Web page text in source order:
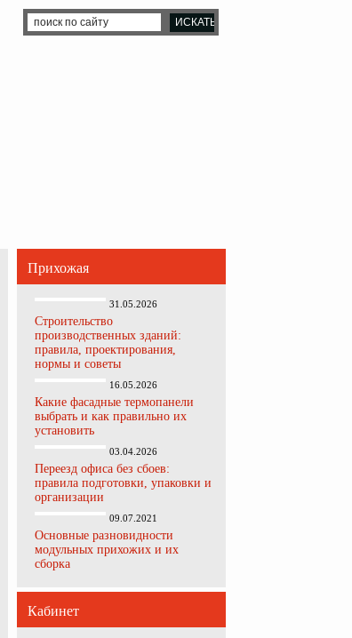
Прихожая
31.05.2026
Строительство
производственных зданий:
правила, проектирования,
нормы и советы
16.05.2026
Какие фасадные термопанели
выбрать и как правильно их
установить
03.04.2026
Переезд офиса без сбоев:
правила подготовки, упаковки и
организации
09.07.2021
Основные разновидности
модульных прихожих и их
сборка
Кабинет